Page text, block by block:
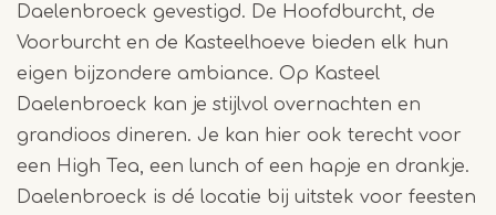
Daelenbroeck gevestigd. De Hoofdburcht, de
Voorburcht en de Kasteelhoeve bieden elk hun
eigen bijzondere ambiance. Op Kasteel
Daelenbroeck kan je stijlvol overnachten en
grandioos dineren. Je kan hier ook terecht voor
een High Tea, een lunch of een hapje en drankje.
Daelenbroeck is dé locatie bij uitstek voor feesten